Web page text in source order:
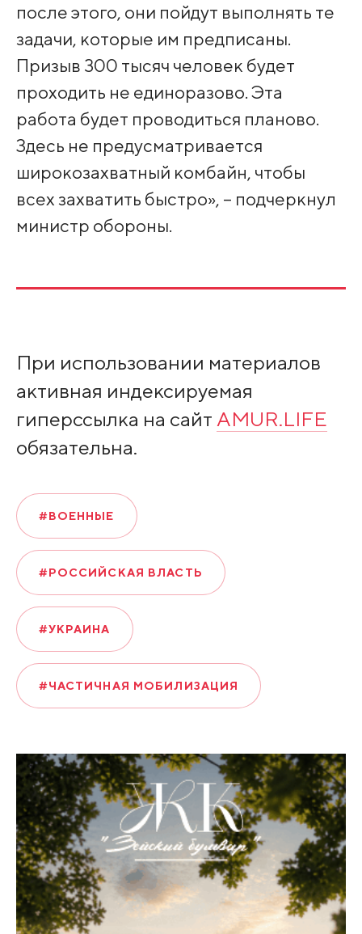
после этого, они пойдут выполнять те
задачи, которые им предписаны.
Призыв 300 тысяч человек будет
проходить не единоразово. Эта
работа будет проводиться планово.
Здесь не предусматривается
широкозахватный комбайн, чтобы
всех захватить быстро», – подчеркнул
министр обороны.
При использовании материалов
активная индексируемая
гиперссылка на сайт AMUR.LIFE
обязательна.
#ВОЕННЫЕ
#РОССИЙСКАЯ ВЛАСТЬ
#УКРАИНА
#ЧАСТИЧНАЯ МОБИЛИЗАЦИЯ